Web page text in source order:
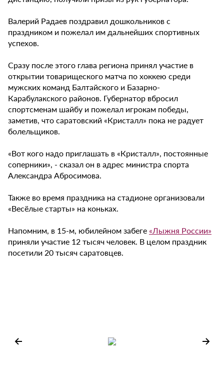
Валерий Радаев поздравил дошкольников с
праздником и пожелал им дальнейших спортивных
успехов.
Сразу после этого глава региона принял участие в
открытии товарищеского матча по хоккею среди
мужских команд Балтайского и Базарно-
Карабулакского районов. Губернатор вбросил
спортсменам шайбу и пожелал игрокам победы,
заметив, что саратовский «Кристалл» пока не радует
болельщиков.
«Вот кого надо приглашать в «Кристалл», постоянные
соперники», - сказал он в адрес министра спорта
Александра Абросимова.
Также во время праздника на стадионе организовали
«Весёлые старты» на коньках.
Напомним, в 15-м, юбилейном забеге «Лыжня России»
приняли участие 12 тысяч человек. В целом праздник
посетили 20 тысяч саратовцев.